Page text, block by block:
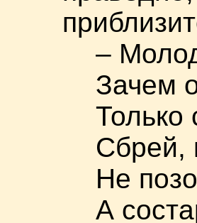
–
Зачем
Только
Сбрей,
Не
А